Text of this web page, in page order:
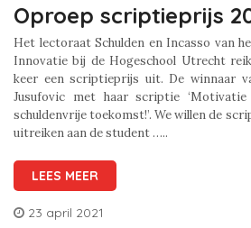
Oproep scriptieprijs
Het lectoraat Schulden en Incasso van
Innovatie bij de Hogeschool Utrecht
keer een scriptieprijs uit. De winnaar
Jusufovic met haar scriptie
schuldenvrije toekomst!’. We willen de
uitreiken aan de student …..
LEES MEER
23 april 2021